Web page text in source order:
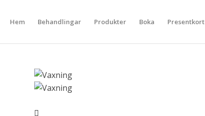
Hem Behandlingar Produkter Boka Presentkort